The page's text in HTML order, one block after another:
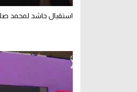
استقبال حاشد لمحمد